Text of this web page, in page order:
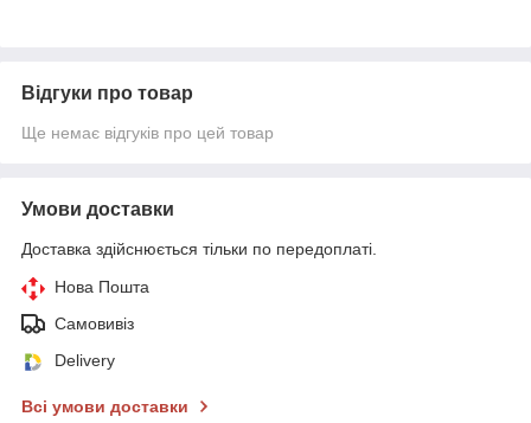
Відгуки про товар
Ще немає відгуків про цей товар
Умови доставки
Доставка здійснюється тільки по передоплаті.
Нова Пошта
Самовивіз
Delivery
Всі умови доставки